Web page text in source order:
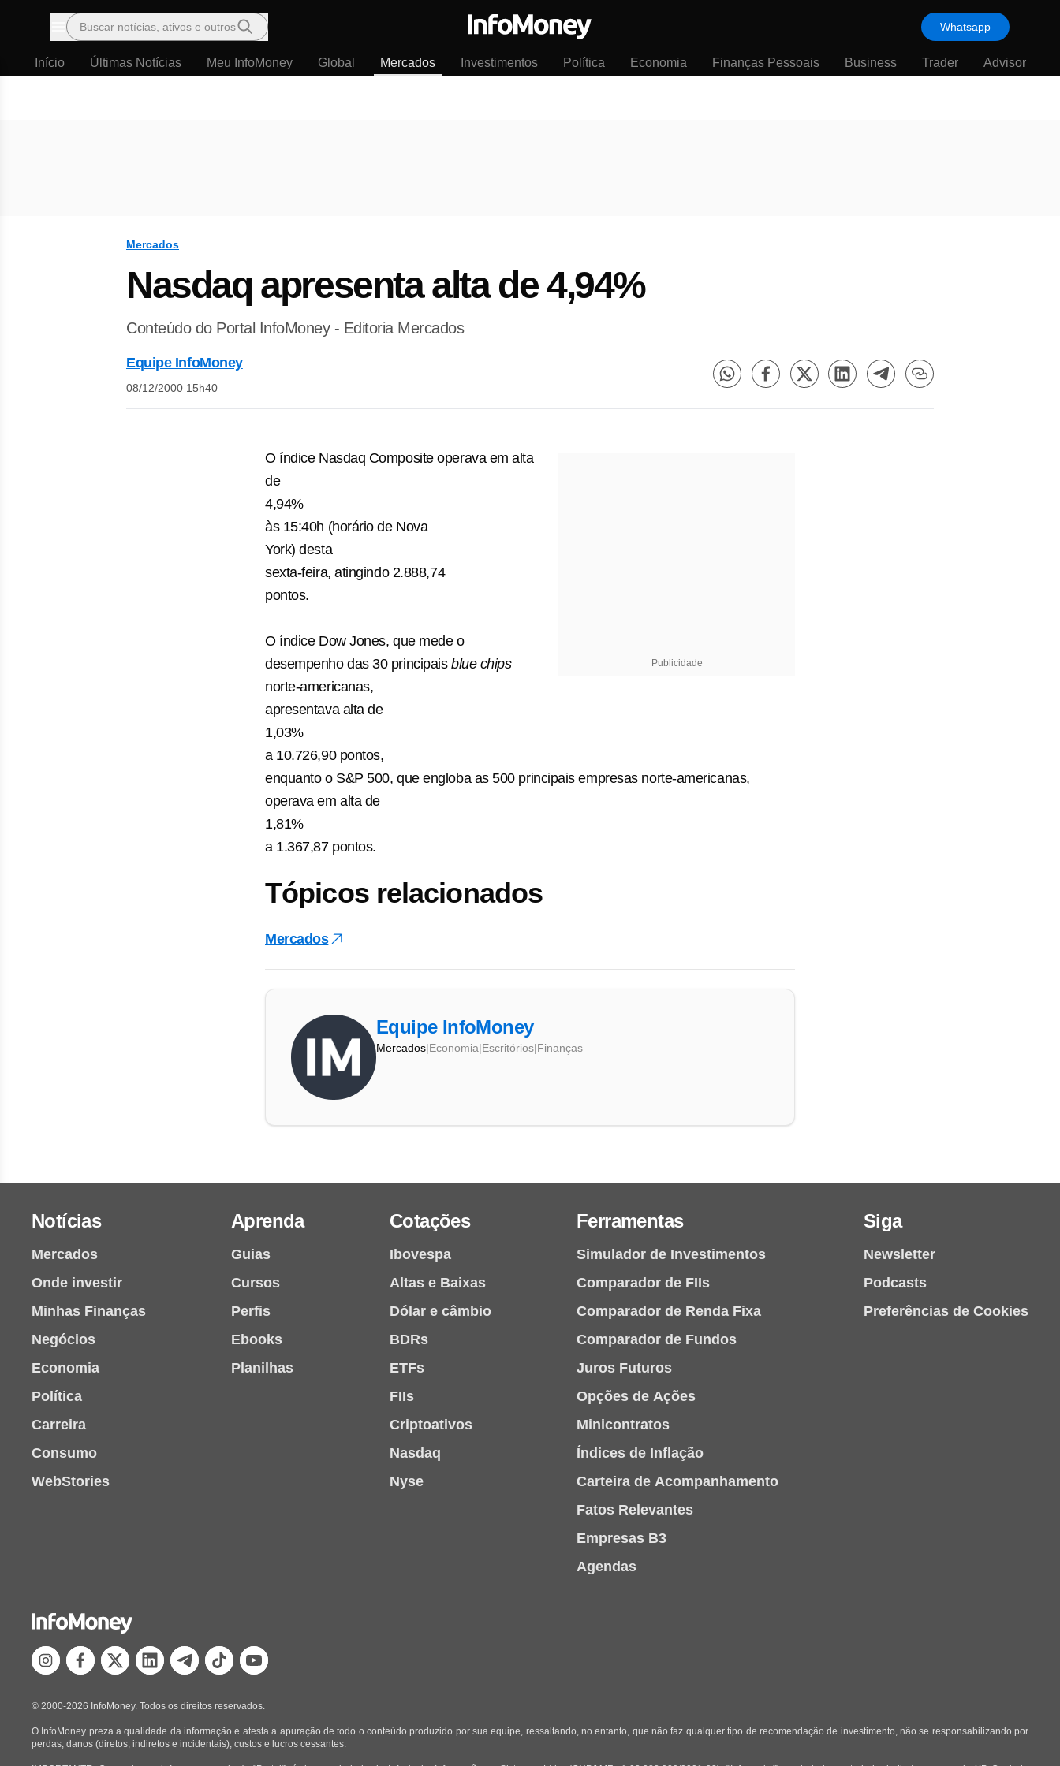
Menu
Buscar notícias, ativos e outros Whatsapp
Início Últimas Notícias Meu InfoMoney Global Mercados Investimentos Política Economia Finanças Pessoais Business Trader Advisor
Mercados
Nasdaq apresenta alta de 4,94%
Conteúdo do Portal InfoMoney - Editoria Mercados
Equipe InfoMoney
08/12/2000 15h40
Publicidade
O índice Nasdaq Composite operava em alta
de
4,94%
às 15:40h (horário de Nova
York) desta
sexta-feira, atingindo 2.888,74
pontos.
O índice Dow Jones, que mede o
desempenho das 30 principais blue chips
norte-americanas,
apresentava alta de
1,03%
a 10.726,90 pontos,
enquanto o S&P 500, que engloba as 500 principais empresas norte-americanas,
operava em alta de
1,81%
a 1.367,87 pontos.
Tópicos relacionados
Mercados
Equipe InfoMoney
Mercados|Economia|Escritórios|Finanças
Notícias
Mercados
Onde investir
Minhas Finanças
Negócios
Economia
Política
Carreira
Consumo
WebStories
Aprenda
Guias
Cursos
Perfis
Ebooks
Planilhas
Cotações
Ibovespa
Altas e Baixas
Dólar e câmbio
BDRs
ETFs
FIIs
Criptoativos
Nasdaq
Nyse
Ferramentas
Simulador de Investimentos
Comparador de FIIs
Comparador de Renda Fixa
Comparador de Fundos
Juros Futuros
Opções de Ações
Minicontratos
Índices de Inflação
Carteira de Acompanhamento
Fatos Relevantes
Empresas B3
Agendas
Siga
Newsletter
Podcasts
Preferências de Cookies
© 2000-2026 InfoMoney. Todos os direitos reservados.
O InfoMoney preza a qualidade da informação e atesta a apuração de todo o conteúdo produzido por sua equipe, ressaltando, no entanto, que não faz qualquer tipo de recomendação de investimento, não se responsabilizando por
perdas, danos (diretos, indiretos e incidentais), custos e lucros cessantes.